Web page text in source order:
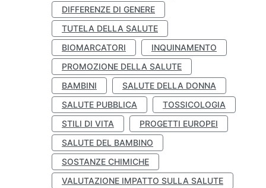
DIFFERENZE DI GENERE
TUTELA DELLA SALUTE
BIOMARCATORI
INQUINAMENTO
PROMOZIONE DELLA SALUTE
BAMBINI
SALUTE DELLA DONNA
SALUTE PUBBLICA
TOSSICOLOGIA
STILI DI VITA
PROGETTI EUROPEI
SALUTE DEL BAMBINO
SOSTANZE CHIMICHE
VALUTAZIONE IMPATTO SULLA SALUTE